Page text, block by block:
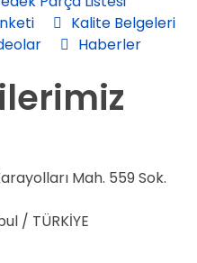
Kalite Belgeleri
Haberler
Mah. 559 Sok.
/ TÜRKİYE